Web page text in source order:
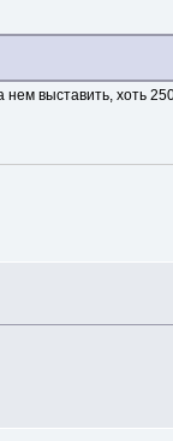
выставить, хоть